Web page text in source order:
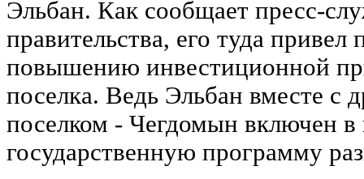
Эльбан. Как сообщает пресс-
правительства, его туда
повышению инвестиционной
поселка. Ведь Эльбан вместе с
поселком - Чегдомын включен
государственную программу